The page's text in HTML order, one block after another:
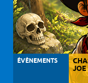
ÉVÈNEMENTS
JOE